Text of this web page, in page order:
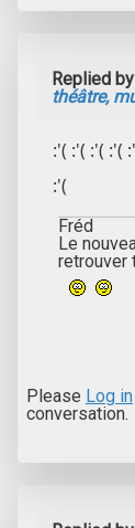
Replied by
théâtre,
:'( :'( :'( :'(
:'(
Fréd
Le
retrouver
Please Log in
conversation.